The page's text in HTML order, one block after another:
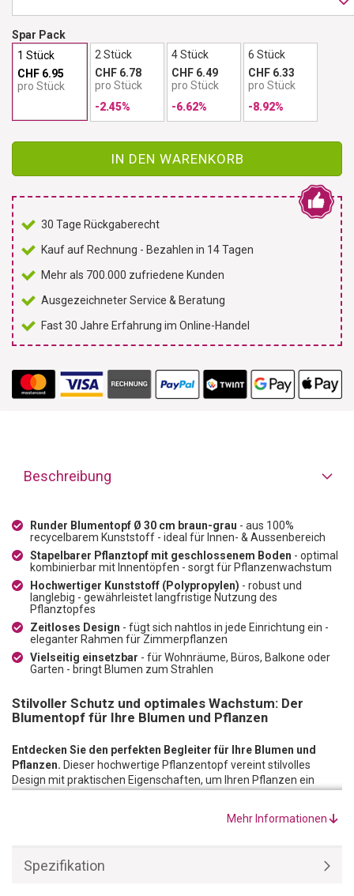
Spar Pack
1 Stück
CHF 6.95
pro Stück
2 Stück
CHF 6.78
pro Stück
-2.45%
4 Stück
CHF 6.49
pro Stück
-6.62%
6 Stück
CHF 6.33
pro Stück
-8.92%
IN DEN WARENKORB
30 Tage Rückgaberecht
Kauf auf Rechnung - Bezahlen in 14 Tagen
Mehr als 700.000 zufriedene Kunden
Ausgezeichneter Service & Beratung
Fast 30 Jahre Erfahrung im Online-Handel
Beschreibung
Runder Blumentopf Ø 30 cm braun-grau - aus 100%
recycelbarem Kunststoff - ideal für Innen- & Aussenbereich
Stapelbarer Pflanztopf mit geschlossenem Boden - optimal
kombinierbar mit Innentöpfen - sorgt für Pflanzenwachstum
Hochwertiger Kunststoff (Polypropylen) - robust und
langlebig - gewährleistet langfristige Nutzung des
Pflanztopfes
Zeitloses Design - fügt sich nahtlos in jede Einrichtung ein -
eleganter Rahmen für Zimmerpflanzen
Vielseitig einsetzbar - für Wohnräume, Büros, Balkone oder
Garten - bringt Blumen zum Strahlen
Stilvoller Schutz und optimales Wachstum: Der
Blumentopf für Ihre Blumen und Pflanzen
Entdecken Sie den perfekten Begleiter für Ihre Blumen und
Pflanzen. Dieser hochwertige Pflanzentopf vereint stilvolles
Design mit praktischen Eigenschaften, um Ihren Pflanzen ein
Der Blumentopf ist aus robustem und langlebigem Material
gewährleistet der Blumentopf eine langfristige Nutzung im Innen-
und Aussenbereich
Mehr Informationen
Spezifikation